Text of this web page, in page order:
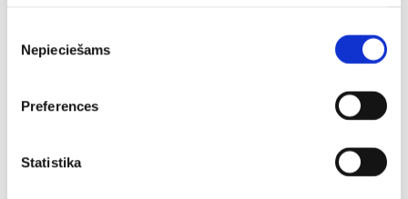
izvēle
Nepieciešams
Preferences
Statistika
aptuveni mēnesi nevarēs palīdzēt
noslēdz viņa vadītajā Maiami “Inter”